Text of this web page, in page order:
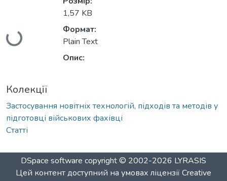
Вантажиться...
1,57 KB
Формат:
Plain Text
Опис:
Колекції
Застосування новітніх технологій, підходів та методів у
підготовці військових фахівці
Статті
DSpace software copyright © 2002-2026 LYRASIS
Цей контент доступний на умовах ліцензіїCreative